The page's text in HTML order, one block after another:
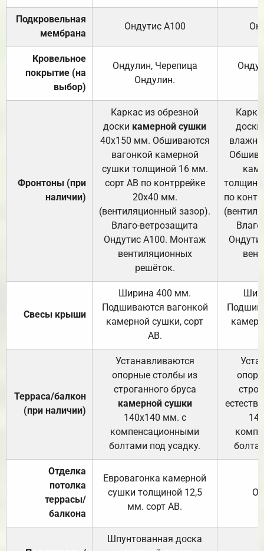
Подкровельная
мембрана
Ондутис А100
Кровельное
покрытие (на
выбор)
Ондулин, Черепица
Ондулин.
Фронтоны (при
наличии)
Каркас из обрезной
доски камерной сушки
40х150 мм. Обшиваются
вагонкой камерной
сушки толщиной 16 мм.
сорт АВ по контррейке
20х40 мм.
(вентиляционный зазор).
Влаго-ветрозащита
Ондутис А100. Монтаж
вентиляционных
решёток.
доски
по
Свесы крыши
Ширина 400 мм.
Подшиваются вагонкой
камерной сушки, сорт
АВ.
Терраса/балкон
(при наличии)
Устанавливаются
опорные столбы из
строганного бруса
камерной сушки
140х140 мм. с
компенсационными
болтами под усадку.
Отделка
потолка
террасы/
балкона
Евровагонка камерной
сушки толщиной 12,5
мм. сорт АВ.
Шпунтованная доска